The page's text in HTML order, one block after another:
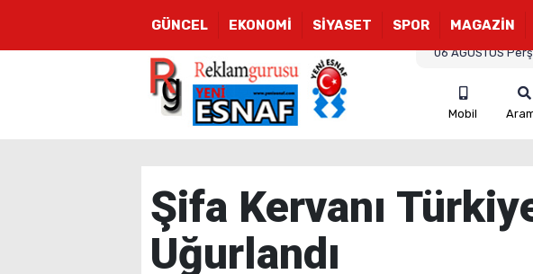
GÜNCEL EKONOMİ SİYASET SPOR MAGAZİN
06 AĞUSTOS
Mobil
Şifa Kervanı
Uğurlandı